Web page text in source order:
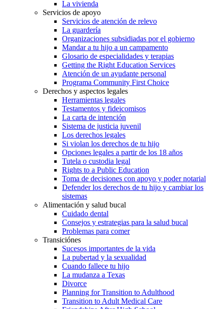
La vivienda
Servicios de apoyo
Servicios de atención de relevo
La guardería
Organizaciones subsidiadas por el gobierno
Mandar a tu hijo a un campamento
Glosario de especialidades y terapias
Getting the Right Education Services
Atención de un ayudante personal
Programa Community First Choice
Derechos y aspectos legales
Herramientas legales
Testamentos y fideicomisos
La carta de intención
Sistema de justicia juvenil
Los derechos legales
Si violan los derechos de tu hijo
Opciones legales a partir de los 18 años
Tutela o custodia legal
Rights to a Public Education
Toma de decisiones con apoyo y poder notarial
Defender los derechos de tu hijo y cambiar los
sistemas
Alimentación y salud bucal
Cuidado dental
Consejos y estrategias para la salud bucal
Problemas para comer
Transiciónes
Sucesos importantes de la vida
La pubertad y la sexualidad
Cuando fallece tu hijo
La mudanza a Texas
Divorce
Planning for Transition to Adulthood
Transition to Adult Medical Care